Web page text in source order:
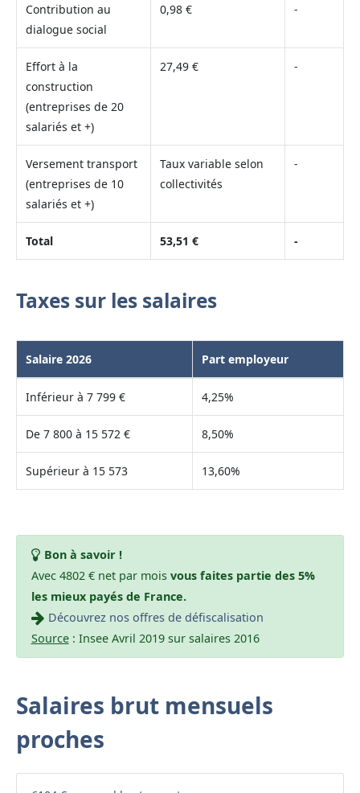
Contribution au
dialogue social
0,98 € -
Effort à la
construction
(entreprises de 20
salariés et +)
27,49 € -
Versement transport
(entreprises de 10
salariés et +)
Taux variable selon
collectivités
-
Total 53,51 € -
Taxes sur les salaires
Salaire 2026 Part employeur
Inférieur à 7 799 € 4,25%
De 7 800 à 15 572 € 8,50%
Supérieur à 15 573 13,60%
Bon à savoir !
Avec 4802 € net par mois vous faites partie des 5%
les mieux payés de France.
Découvrez nos offres de défiscalisation
Source: Insee Avril 2019 sur salaires 2016
Salaires brut mensuels
proches